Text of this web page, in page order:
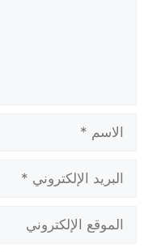
الاسم
البريد
الإلكتروني
الموقع
الإلكتروني